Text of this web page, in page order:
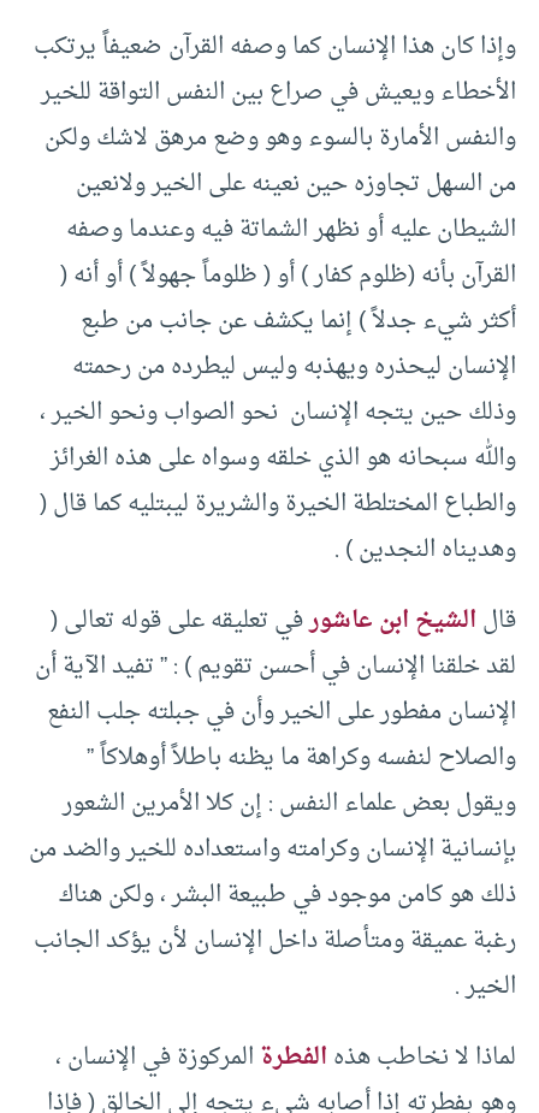
وإذا كان هذا الإنسان كما وصفه القرآن ضعيفاً يرتكب
الأخطاء ويعيش في صراع بين النفس التواقة للخير
والنفس الأمارة بالسوء وهو وضع مرهق لاشك ولكن
من السهل تجاوزه حين نعينه على الخير ولانعين
الشيطان عليه أو نظهر الشماتة فيه وعندما وصفه
القرآن بأنه (ظلوم كفار ) أو ( ظلوماً جهولاً ) أو أنه (
أكثر شيء جدلاً ) إنما يكشف عن جانب من طبع
الإنسان ليحذره ويهذبه وليس ليطرده من رحمته
وذلك حين يتجه الإنسان نحو الصواب ونحو الخير ،
والله سبحانه هو الذي خلقه وسواه على هذه الغرائز
والطباع المختلطة الخيرة والشريرة ليبتليه كما قال (
وهديناه النجدين ) .
قالالشيخ ابن عاشورفي تعليقه على قوله تعالى (
لقد خلقنا الإنسان في أحسن تقويم ) : ” تفيد الآية أن
الإنسان مفطور على الخير وأن في جبلته جلب النفع
والصلاح لنفسه وكراهة ما يظنه باطلاً أوهلاكاً ”
ويقول بعض علماء النفس : إن كلا الأمرين الشعور
بإنسانية الإنسان وكرامته واستعداده للخير والضد من
ذلك هو كامن موجود في طبيعة البشر ، ولكن هناك
رغبة عميقة ومتأصلة داخل الإنسان لأن يؤكد الجانب
الخير .
لماذا لا نخاطب هذهالفطرةالمركوزة في الإنسان ،
وهو بفطرته إذا أصابه شيء يتجه إلى الخالق ( فإذا